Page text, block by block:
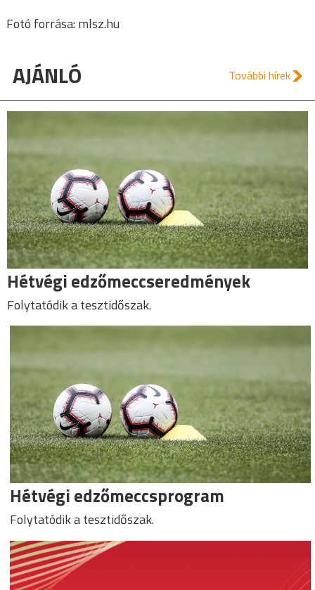
Fotó forrása: mlsz.hu
AJÁNLÓ További hírek
Hétvégi edzőmeccseredmények
Folytatódik a tesztidőszak.
Hétvégi edzőmeccsprogram
Folytatódik a tesztidőszak.